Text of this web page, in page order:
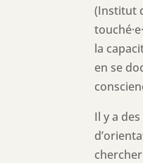
(Institut
la
en se
Il y a